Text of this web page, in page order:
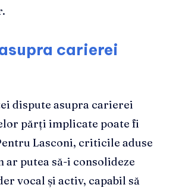
carierei
dispute asupra carierei
părți implicate poate fi
Lasconi, criticile aduse
ar putea să-i consolideze
vocal și activ, capabil să